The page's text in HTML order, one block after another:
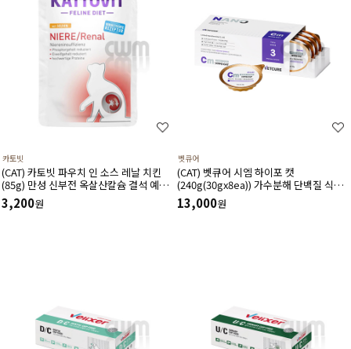
카토빗
(CAT) 카토빗 파우치 인 소스 레날 치킨
(85g) 만성 신부전 옥살산칼슘 결석 예방
에 도움
3,200원
벳큐어
(CAT) 벳큐어 시엠 하이포 캣
(240g(30gx8ea)) 가수분해 단백질 식이
알러지 투약보조 건강회복 영양보급 습식
캔
13,000원